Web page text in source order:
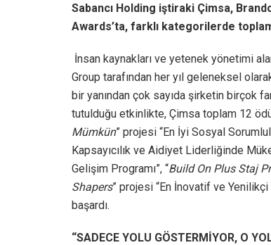
Sabancı Holding iştiraki Çimsa,
Awards’ta, farklı kategorilerde
İnsan kaynakları ve yetenek yönetimi
Group tarafından her yıl geleneksel
bir yanından çok sayıda şirketin birçok
tutulduğu etkinlikte, Çimsa toplam 12
Mümkün” projesi “En İyi Sosyal
Kapsayıcılık ve Aidiyet Liderliğinde
Gelişim Programı”, “Build On Plus Staj
Shapers” projesi “En İnovatif ve Yenilikçi
başardı.
“SADECE YOLU GÖSTERMİYOR, O